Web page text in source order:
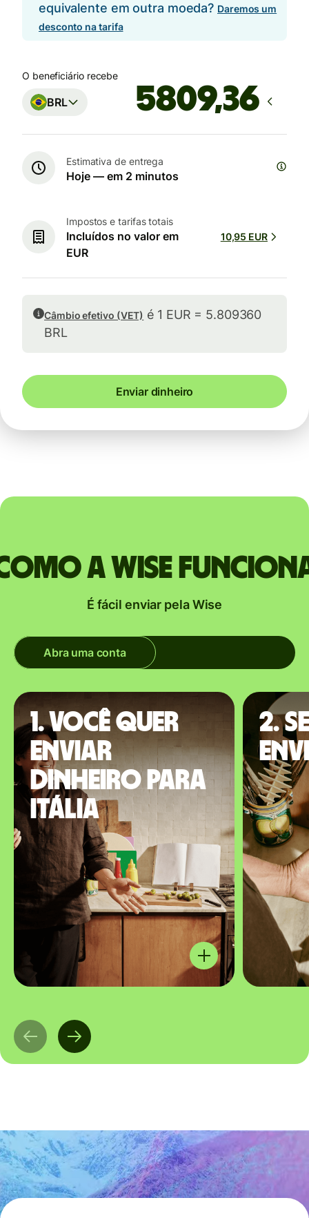
equivalente em outra moeda? Daremos um
desconto na tarifa
O beneficiário recebe
BRL
Estimativa de entrega
Hoje — em 2 minutos
Impostos e tarifas totais
Incluídos no valor em
EUR
10,95 EUR
Câmbio efetivo (VET) é 1 EUR = 5.809360
BRL
Enviar dinheiro
a Wise
É fácil enviar pela Wise
Abra uma conta
1. Você quer
enviar
dinheiro para
Itália
2.